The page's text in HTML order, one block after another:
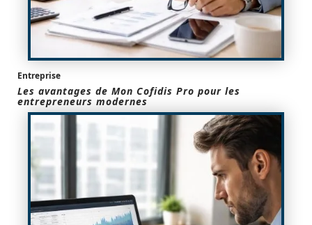
Entreprise
Les avantages de Mon Cofidis Pro pour les
entrepreneurs modernes